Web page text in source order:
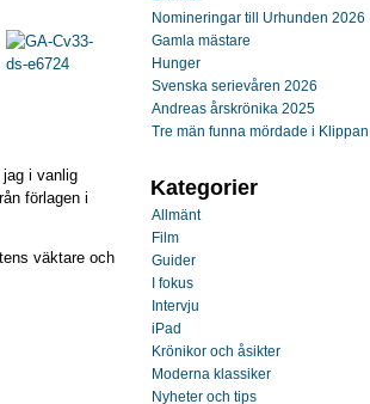
i vanlig
förlagen i
väktare och
Nomineringar till Urhunden 2026
Gamla mästare
Hunger
Svenska serievåren 2026
Andreas årskrönika 2025
Tre män funna mördade i Klippan
Kategorier
Allmänt
Film
Guider
I fokus
Intervju
iPad
Krönikor och åsikter
Moderna klassiker
Nyheter och tips